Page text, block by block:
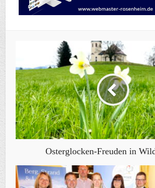
Osterglocken-Freuden in